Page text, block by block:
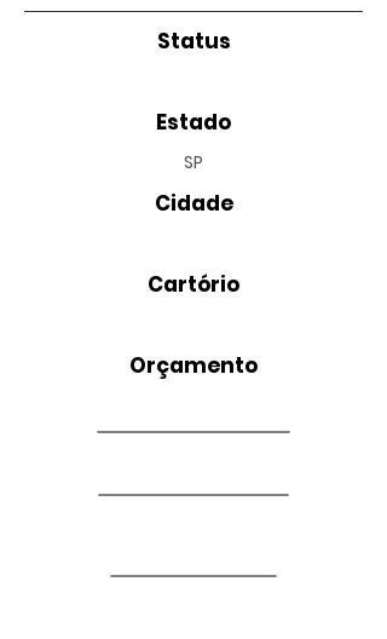
Status
Estado
SP
Cidade
Cartório
Orçamento